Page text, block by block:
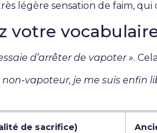
légère sensation de faim,
votre
d’arrêter de vapoter ».
non-vapoteur, je me suis enfin
de sacrifice)